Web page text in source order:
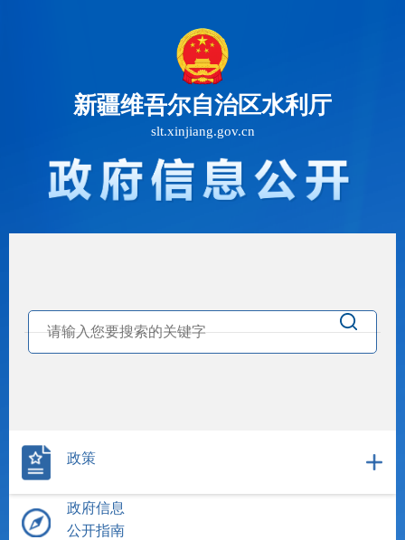
新疆维吾尔自治区水利厅
slt.xinjiang.gov.cn
政策
政府信息
公开指南